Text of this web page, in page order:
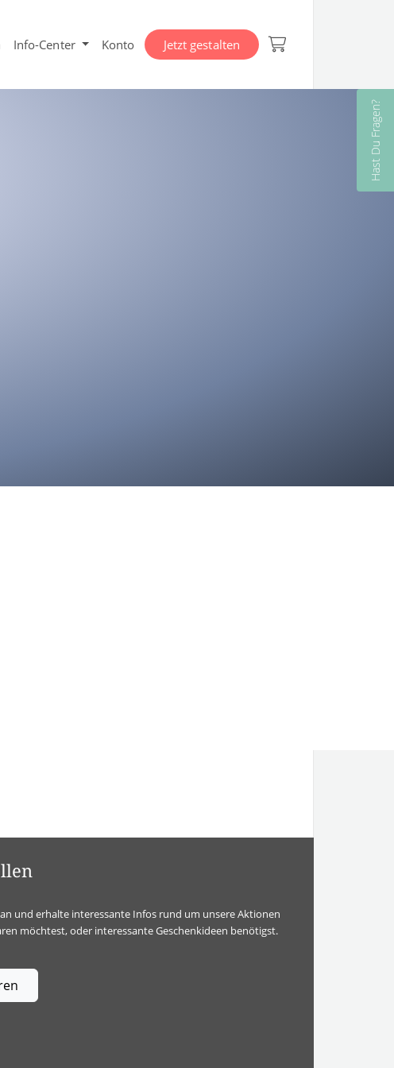
Info-Center Konto Jetzt gestalten
Hast Du Fragen?
und erhalte interessante Infos rund um unsere Aktionen
möchtest, oder interessante Geschenkideen benötigst.